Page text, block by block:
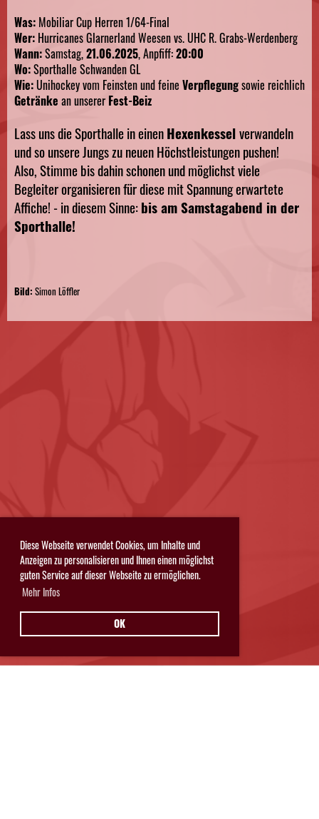
Diese Webseite verwendet Cookies, um Inhalte und
Anzeigen zu personalisieren und Ihnen einen möglichst
guten Service auf dieser Webseite zu ermöglichen.
Mehr Infos
OK
Was: Mobiliar Cup Herren 1/64-Final
Wer: Hurricanes Glarnerland Weesen vs. UHC R. Grabs-Werdenberg
Wann:Samstag,21.06.2025, Anpfiff:20:00
Wo:Sporthalle Schwanden GL
Wie:Unihockey vom Feinsten und feine Verpflegungsowie reichlich
Getränke an unserer Fest-Beiz
Lass uns die Sporthalle in einenHexenkesselverwandeln
und so unsere Jungs zu neuen Höchstleistungen pushen!
Also, Stimme bis dahin schonen und möglichst viele
Begleiter organisieren für diese mit Spannung erwartete
Affiche! - in diesem Sinne:bis am Samstagabend in der
Sporthalle!
Bild: Simon Löffler